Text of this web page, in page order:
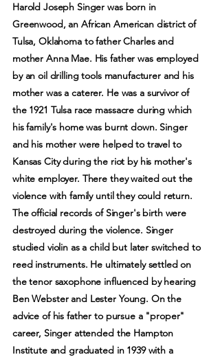
Harold Joseph Singer was born in
Greenwood, an African American district of
Tulsa, Oklahoma to father Charles and
mother Anna Mae. His father was employed
by an oil drilling tools manufacturer and his
mother was a caterer. He was a survivor of
the 1921 Tulsa race massacre during which
his family's home was burnt down. Singer
and his mother were helped to travel to
Kansas City during the riot by his mother's
white employer. There they waited out the
violence with family until they could return.
The official records of Singer's birth were
destroyed during the violence. Singer
studied violin as a child but later switched to
reed instruments. He ultimately settled on
the tenor saxophone influenced by hearing
Ben Webster and Lester Young. On the
advice of his father to pursue a "proper"
career, Singer attended the Hampton
Institute and graduated in 1939 with a